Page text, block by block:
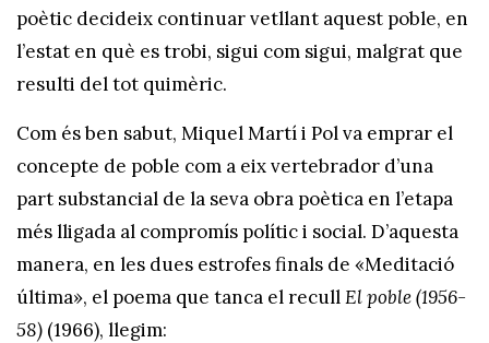
poètic decideix continuar vetllant aquest poble, en
l’estat en què es trobi, sigui com sigui, malgrat que
resulti del tot quimèric.
Com és ben sabut, Miquel Martí i Pol va emprar el
concepte de poble com a eix vertebrador d’una
part substancial de la seva obra poètica en l’etapa
més lligada al compromís polític i social. D’aquesta
manera, en les dues estrofes finals de «Meditació
última», el poema que tanca el recullEl poble(1956-
58) (1966), llegim: